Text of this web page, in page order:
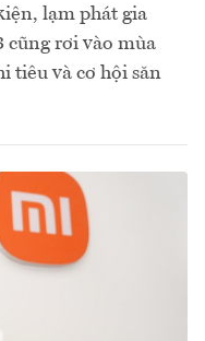
lạm phát gia
cũng rơi vào mùa
tiêu và cơ hội săn